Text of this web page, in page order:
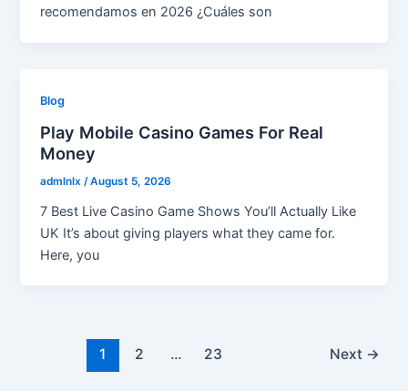
recomendamos en 2026 ¿Cuáles son
Blog
Play Mobile Casino Games For Real
Money
admlnlx /August 5, 2026
7 Best Live Casino Game Shows You’ll Actually Like
UK It’s about giving players what they came for.
Here, you
1 2 … 23 Next →